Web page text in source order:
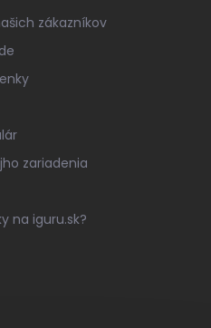
zákazníkov
zariadenia
na iguru.sk?